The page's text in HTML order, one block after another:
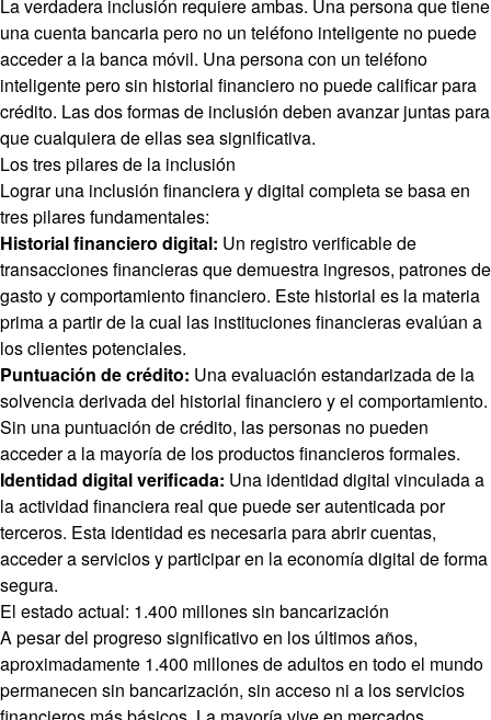
La verdadera inclusión requiere ambas. Una persona que tiene
una cuenta bancaria pero no un teléfono inteligente no puede
acceder a la banca móvil. Una persona con un teléfono
inteligente pero sin historial financiero no puede calificar para
crédito. Las dos formas de inclusión deben avanzar juntas para
que cualquiera de ellas sea significativa.
Los tres pilares de la inclusión
Lograr una inclusión financiera y digital completa se basa en
tres pilares fundamentales:
Historial financiero digital: Un registro verificable de
transacciones financieras que demuestra ingresos, patrones de
gasto y comportamiento financiero. Este historial es la materia
prima a partir de la cual las instituciones financieras evalúan a
los clientes potenciales.
Puntuación de crédito: Una evaluación estandarizada de la
solvencia derivada del historial financiero y el comportamiento.
Sin una puntuación de crédito, las personas no pueden
acceder a la mayoría de los productos financieros formales.
Identidad digital verificada: Una identidad digital vinculada a
la actividad financiera real que puede ser autenticada por
terceros. Esta identidad es necesaria para abrir cuentas,
acceder a servicios y participar en la economía digital de forma
segura.
El estado actual: 1.400 millones sin bancarización
A pesar del progreso significativo en los últimos años,
aproximadamente 1.400 millones de adultos en todo el mundo
permanecen sin bancarización, sin acceso ni a los servicios